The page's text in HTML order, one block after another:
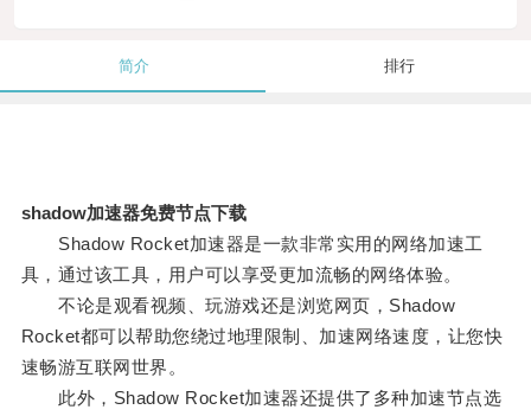
简介 排行
shadow加速器免费节点下载
Shadow Rocket加速器是一款非常实用的网络加速工
具，通过该工具，用户可以享受更加流畅的网络体验。
不论是观看视频、玩游戏还是浏览网页，Shadow
Rocket都可以帮助您绕过地理限制、加速网络速度，让您快
速畅游互联网世界。
此外，Shadow Rocket加速器还提供了多种加速节点选